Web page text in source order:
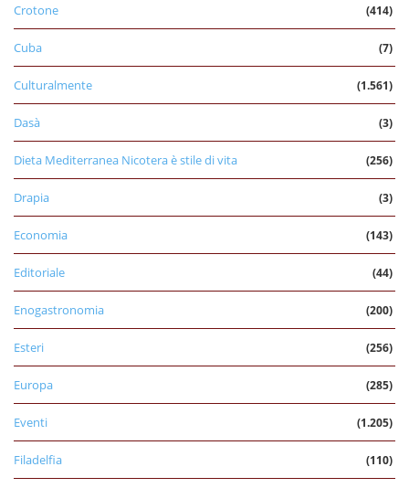
Crotone (414)
Cuba (7)
Culturalmente (1.561)
Dasà (3)
Dieta Mediterranea Nicotera è stile di vita (256)
Drapia (3)
Economia (143)
Editoriale (44)
Enogastronomia (200)
Esteri (256)
Europa (285)
Eventi (1.205)
Filadelfia (110)